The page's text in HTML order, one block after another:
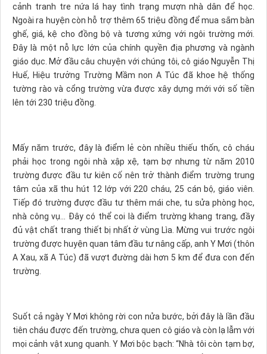
cảnh tranh tre nứa lá hay tình trạng mượn nhà dân để học.
Ngoài ra huyện còn hỗ trợ thêm 65 triệu đồng để mua sắm bàn
ghế, giá, kệ cho đồng bộ và tương xứng với ngôi trường mới.
Đây là một nỗ lực lớn của chính quyền địa phương và ngành
giáo dục. Mở đầu câu chuyện với chúng tôi, cô giáo Nguyễn Thị
Huế, Hiệu trưởng Trường Mầm non A Túc đã khoe hệ thống
tường rào và cổng trường vừa được xây dựng mới với số tiền
lên tới 230 triệu đồng.
Mấy năm trước, đây là điểm lẻ còn nhiều thiếu thốn, cô cháu
phải học trong ngôi nhà xập xệ, tạm bợ nhưng từ năm 2010
trường được đầu tư kiên cố nên trở thành điểm trường trung
tâm của xã thu hút 12 lớp với 220 cháu, 25 cán bộ, giáo viên.
Tiếp đó trường được đầu tư thêm mái che, tu sửa phòng học,
nhà công vụ... Đây có thể coi là điểm trường khang trang, đầy
đủ vật chất trang thiết bị nhất ở vùng Lìa. Mừng vui trước ngôi
trường được huyện quan tâm đầu tư nâng cấp, anh Y Mơi (thôn
A Xau, xã A Túc) đã vượt đường dài hơn 5 km để đưa con đến
trường.
Suốt cả ngày Y Mơi không rời con nửa bước, bởi đây là lần đầu
tiên cháu được đến trường, chưa quen cô giáo và còn lạ lẫm với
mọi cảnh vật xung quanh. Y Mơi bộc bạch: “Nhà tôi còn tạm bợ,